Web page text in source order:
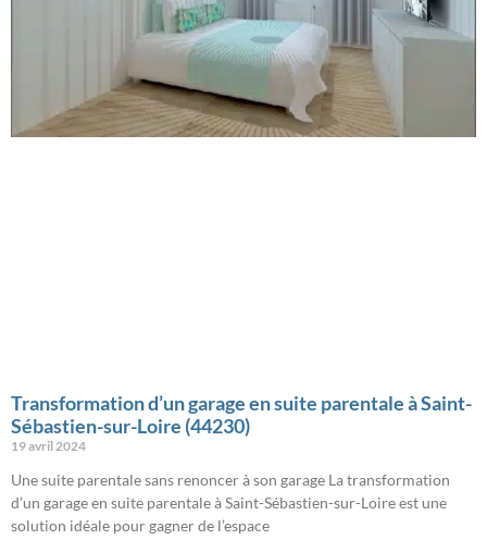
Transformation d’un garage en suite parentale à Saint-
Sébastien-sur-Loire (44230)
19 avril 2024
Une suite parentale sans renoncer à son garage La transformation
d’un garage en suite parentale à Saint-Sébastien-sur-Loire est une
solution idéale pour gagner de l’espace